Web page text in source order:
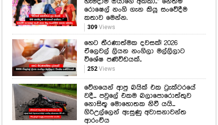
රොෂෙල් නංගි ගැන කියූ සංවේදීම
කතාව මෙන්න.
309Views
හෙට තීරණාත්මක දවසක්! 2026
ඒලෙවල් ලියන නංගිලා මල්ලිලාට
විශේෂ පණිවිඩයක්..
252Views
වේගයෙන් ආපු බයික් එක ට්‍රැක්ටරයේ
වදී... පවුලේ එකම බලාපොරොත්තුව
නොසිතූ මොහොතක නිවී යයි...
ගිරිඋල්ලෙන් ඇසුණු අවාසනාවන්ත
ආරංචිය